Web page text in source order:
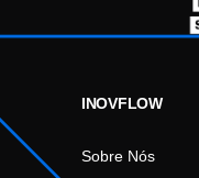
INOVFLOW
Sobre Nós